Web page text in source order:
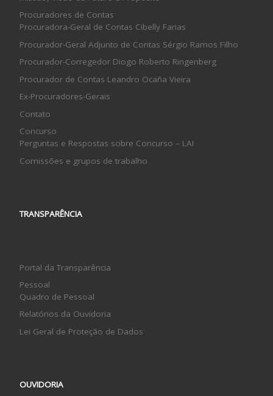
Procuradores de Contas
Procuradora-Geral de Contas Cibelly Farias
Procurador-Geral Adjunto de Contas Sérgio Ramos Filho
Procurador-Corregedor Diogo Roberto Ringenberg
Procurador de Contas Leandro Ocaña Vieira
Ex-Procuradores-Gerais
Contato
Concurso
Perguntas e Respostas sobre Concurso – LAI
Comissões e grupos de trabalho
TRANSPARÊNCIA
Portal da Transparência
Pessoal
Quadro de Pessoal
Relatórios da Ouvidoria
Lei Geral de Proteção de Dados
OUVIDORIA